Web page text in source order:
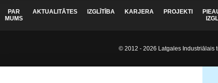
PAR
MUMS
AKTUALITĀTES IZGLĪTĪBA KARJERA PROJEKTI
© 2012 - 2026 Latgales Industriālais